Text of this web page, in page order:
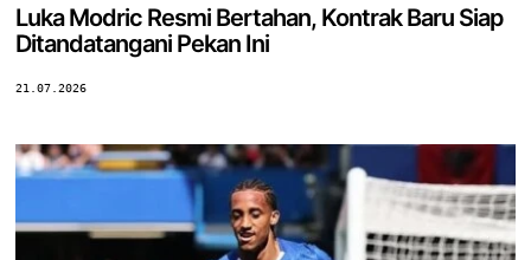
Luka Modric Resmi Bertahan, Kontrak Baru Siap
Ditandatangani Pekan Ini
21.07.2026